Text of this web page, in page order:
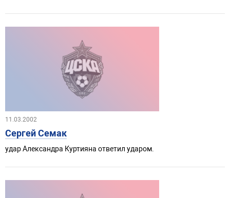
11.03.2002
Сергей Семак
удар Александра Куртияна ответил ударом.